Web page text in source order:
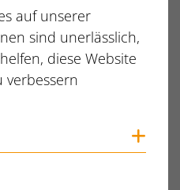
auf unserer
sind unerlässlich,
diese Website
verbessern